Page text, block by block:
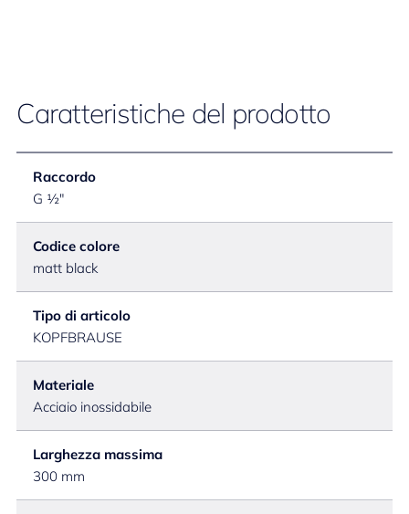
Caratteristiche del prodotto
Raccordo
G ½"
Codice colore
matt black
Tipo di articolo
KOPFBRAUSE
Materiale
Acciaio inossidabile
Larghezza massima
300 mm